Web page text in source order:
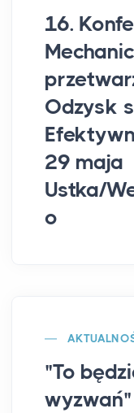
16.
Odzysk
29 maja
Ustka/
o
"To